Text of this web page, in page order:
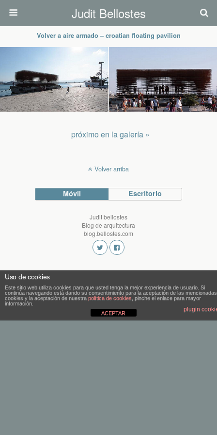
Judit Bellostes
Volver a aire armado – croatian floating pavilion
próximo en la galería »
Volver arriba
Móvil Escritorio
Judit bellostes
Blog de arquitectura
blog.bellostes.com
Uso de cookies
Este sitio web utiliza cookies para que usted tenga la mejor experiencia de usuario. Si
continúa navegando está dando su consentimiento para la aceptación de las mencionadas
cookies y la aceptación de nuestra política de cookies , pinche el enlace para mayor
información.
plugin
ACEPTAR